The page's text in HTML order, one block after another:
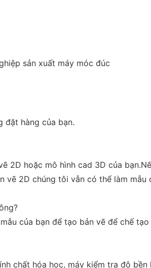
sản xuất máy móc đúc
đặt hàng của bạn.
2D hoặc mô hình cad 3D của
vẽ 2D chúng tôi vẫn có thể làm mẫu
của bạn để tạo bản vẽ để chế tạo
chất hóa học, máy kiểm tra độ